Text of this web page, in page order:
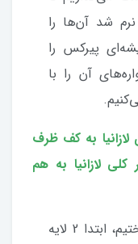
نرم شد آن‌ها را
پیرکس را
آن را با
به کف ظرف
لازانیا به هم
پس از اینکه ورقه‌های لازانیا را پختیم، ابتدا 2 لایه